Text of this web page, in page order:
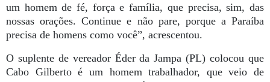
um homem de fé, força e família, que precisa, sim, das
nossas orações. Continue e não pare, porque a Paraíba
precisa de homens como você”, acrescentou.
O suplente de vereador Éder da Jampa (PL) colocou que
Cabo Gilberto é um homem trabalhador, que veio de